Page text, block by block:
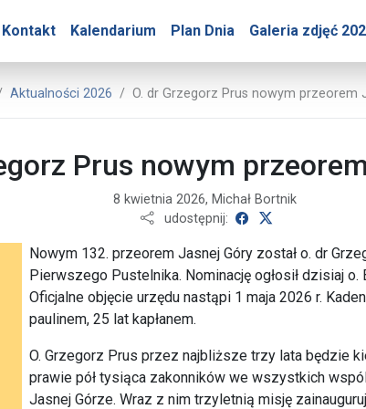
Kontakt Kalendarium Plan Dnia Galeria zdjęć
– O. dr Grzegorz
Prasowe Jasnej Góry
Aktualności 2026 O. dr Grzegorz Prus nowym przeorem
Prus nowym
8 kwietnia 2026, Michał Bortnik
udostępnij:
udostępnij na
Nowym 132. przeorem Jasnej Góry został o. dr
Pierwszego Pustelnika. Nominację ogłosił dzisiaj
Oficjalne objęcie urzędu nastąpi 1 maja 2026 r.
paulinem, 25 lat kapłanem.
O. Grzegorz Prus przez najbliższe trzy lata będzie
prawie pół tysiąca zakonników we wszystkich
Jasnej Górze. Wraz z nim trzyletnią misję